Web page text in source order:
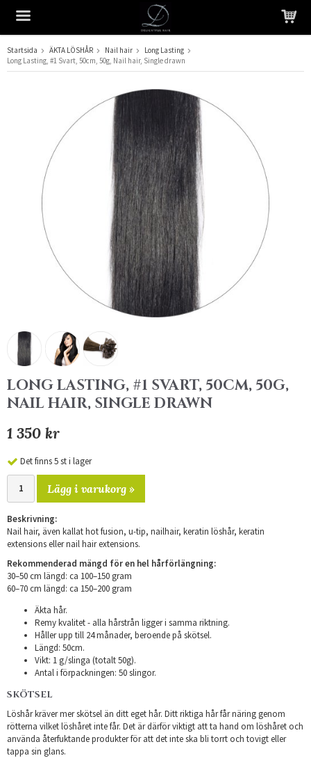
Produkten har blivit tillagd i varukorgen
Startsida ÄKTA LÖSHÅR Nail hair
Long Lasting
Long Lasting, #1 Svart, 50cm, 50g, Nail hair, Single drawn
LONG LASTING, #1 SVART, 50CM, 50G,
NAIL HAIR, SINGLE DRAWN
1 350 kr
Det finns 5 st i lager
Lägg i varukorg »
Beskrivning:
Nail hair, även kallat hot fusion, u-tip, nailhair, keratin löshår, keratin
extensions eller nail hair extensions.
Rekommenderad mängd för en hel hårförlängning:
30–50 cm längd: ca 100–150 gram
​60–70 cm längd: ca 150–200 gram
Äkta hår.
Remy kvalitet - alla hårstrån ligger i samma riktning.
Håller upp till 24 månader, beroende på skötsel.
Längd: 50cm.
Vikt: 1 g/slinga (totalt 50g).
Antal i förpackningen: 50 slingor.
SKÖTSEL
Löshår kräver mer skötsel än ditt eget hår. Ditt riktiga hår får näring genom
rötterna vilket löshåret inte får. Det är därför viktigt att ta hand om löshåret och
använda återfuktande produkter för att det inte ska bli torrt och tovigt eller
tappa sin glans.